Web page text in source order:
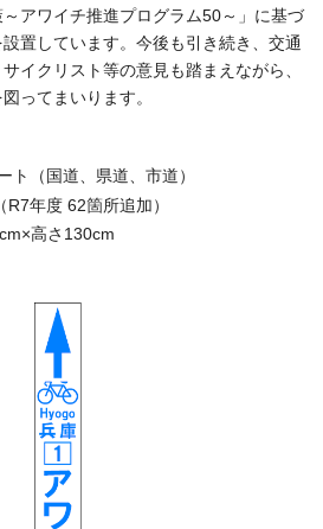
アワイチ推進プログラム50～」に基づ
置しています。今後も引き続き、交通
イクリスト等の意見も踏まえながら、
ってまいります。
ト（国道、県道、市道）
年度 62箇所追加）
高さ130cm